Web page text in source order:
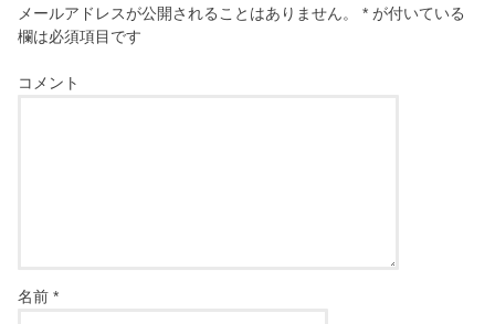
メールアドレスが公開されることはありません。 * が付いている
欄は必須項目です
コメント
名前*